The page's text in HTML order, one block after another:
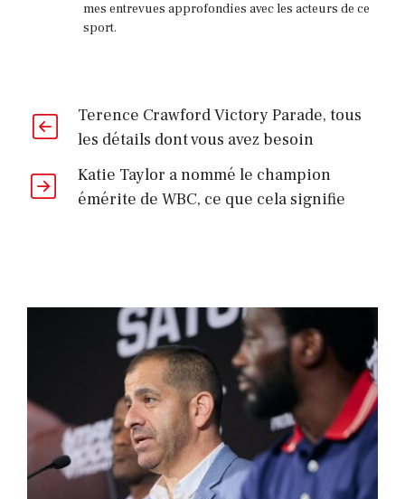
mes entrevues approfondies avec les acteurs de ce
sport.
Terence Crawford Victory Parade, tous
les détails dont vous avez besoin
Katie Taylor a nommé le champion
émérite de WBC, ce que cela signifie